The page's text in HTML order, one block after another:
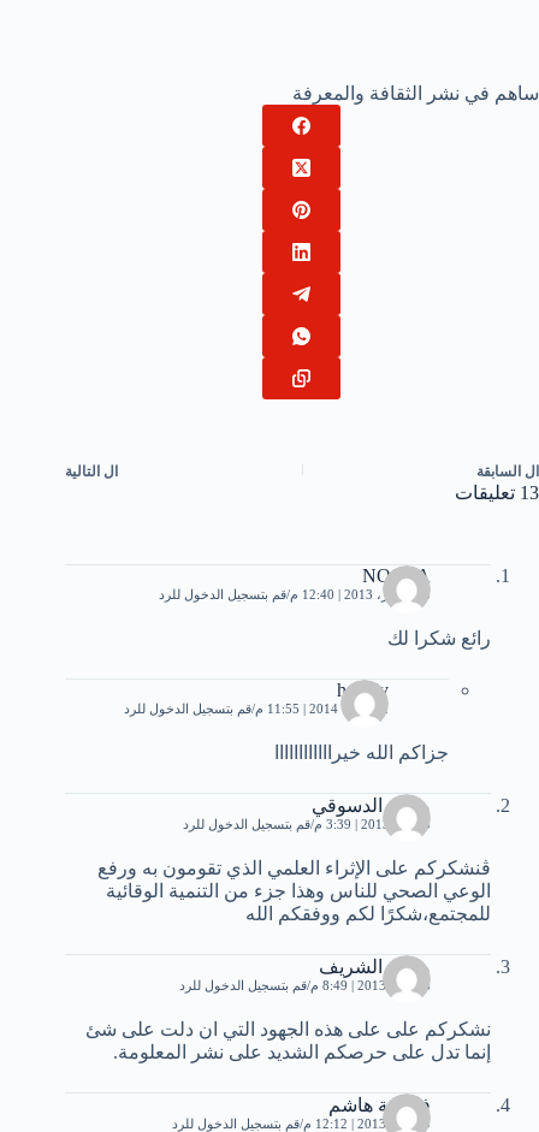
ساهم في نشر الثقافة والمعرفة
ال السابقة ال التالية
13 تعليقات
NOSHA
13 فبراير، 2013 | 12:40 م قم بتسجيل الدخول للرد
رائع شكرا لك
hamdy
2 فبراير، 2014 | 11:55 م قم بتسجيل الدخول للرد
جزاكم الله خيراااااااااااا
محمد الدسوقي
3 مايو، 2013 | 3:39 م قم بتسجيل الدخول للرد
ڤنشكركم على الإثراء العلمي الذي تقومون به ورفع
الوعي الصحي للناس وهذا جزء من التنمية الوقائية
للمجتمع،شكرًا لكم ووفقكم الله
محمد الشريف
6 يونيو، 2013 | 8:49 م قم بتسجيل الدخول للرد
نشكركم على على هذه الجهود التي ان دلت على شئ
إنما تدل على حرصكم الشديد على نشر المعلومة.
فاطمة هاشم
9 يونيو، 2013 | 12:12 م قم بتسجيل الدخول للرد